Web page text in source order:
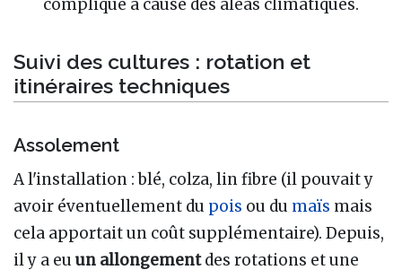
compliqué à cause des aléas climatiques.
Suivi des cultures : rotation et
itinéraires techniques
Assolement
A l'installation : blé, colza, lin fibre (il pouvait y
avoir éventuellement du pois ou du maïs mais
cela apportait un coût supplémentaire). Depuis,
il y a eu un allongementdes rotations et une